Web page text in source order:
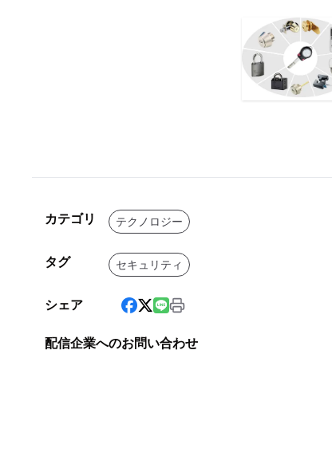
カテゴリ テクノロジー
タグ セキュリティ
シェア
配信企業へのお問い合わせ